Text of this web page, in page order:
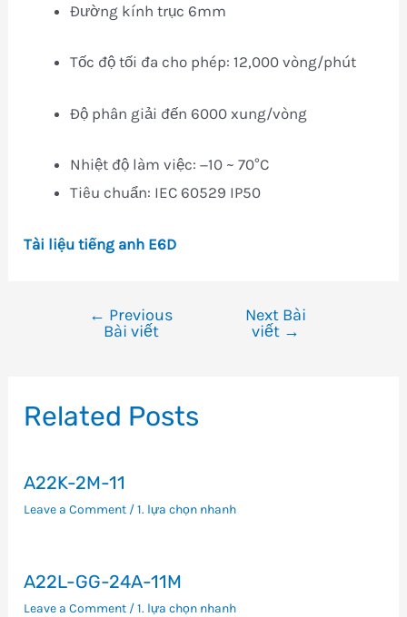
Đường kính trục 6mm
Tốc độ tối đa cho phép: 12,000 vòng/phút
Độ phân giải đến 6000 xung/vòng
Nhiệt độ làm việc: −10 ~ 70°C
Tiêu chuẩn: IEC 60529 IP50
Tài liệu tiếng anh E6D
viết
← Previous
Bài viết
Next Bài
viết →
Related Posts
A22K-2M-11
Leave a Comment /1. lựa chọn nhanh
A22L-GG-24A-11M
Leave a Comment /1. lựa chọn nhanh